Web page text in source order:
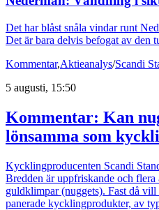
Det har blåst snåla vindar runt
Det är bara delvis befogat av den
Kommentar,Aktieanalys/Scandi
5 augusti, 15:50
Kommentar: Kan
lönsamma som
Kycklingproducenten Scandi
Bredden är uppfriskande och
guldklimpar (nuggets). Fast då
panerade kycklingprodukter, av